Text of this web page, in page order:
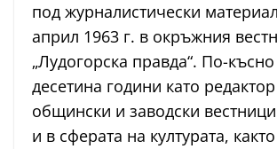
под журналистически
април 1963 г. в окръжния
„Лудогорска правда“. По-
десетина години като
общински и заводски
и в сферата на културата,